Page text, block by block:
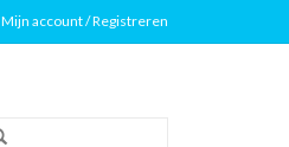
Mijn account / Registreren